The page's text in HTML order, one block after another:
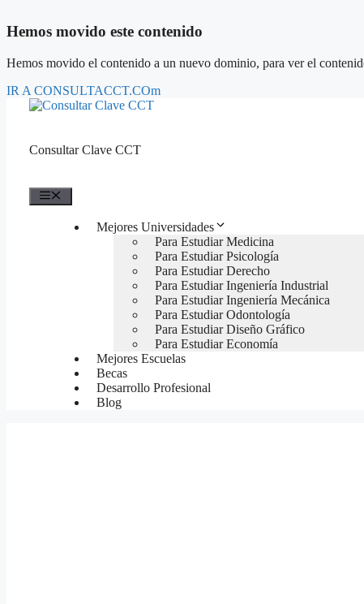
Hemos movido este contenido
Hemos movido el contenido a un nuevo dominio, para ver el
IR A CONSULTACCT.COm
Saltar
Consultar Clave CCT
Mejores Universidades
Para Estudiar Medicina
Para Estudiar Psicología
Para Estudiar Derecho
Para Estudiar Ingeniería Industrial
Para Estudiar Ingeniería Mecánica
Para Estudiar Odontología
Para Estudiar Diseño Gráfico
Para Estudiar Economía
Mejores Escuelas
Becas
Desarrollo Profesional
Blog